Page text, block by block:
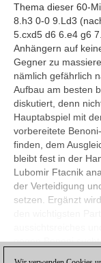
Thema dieser 60-
8.h3 0-0 9.Ld3
5.cxd5 d6 6.e4 g6
Anhängern auf
Gegner zu
nämlich gefährlich
Aufbau am besten
diskutiert, denn
Hauptabspiel mit
vorbereitete
finden, dem
bleibt fest in der
Lubomir Ftacnik
der Verteidigung
setzen. Ergänzt
gegen Benoni